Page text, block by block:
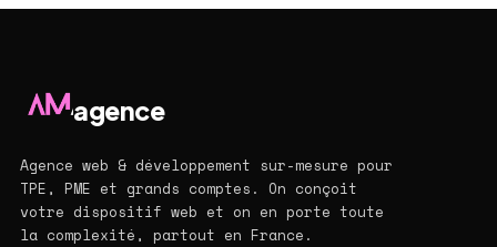
agence
Agence web & développement sur-mesure pour
TPE, PME et grands comptes. On conçoit
votre dispositif web et on en porte toute
la complexité, partout en France.